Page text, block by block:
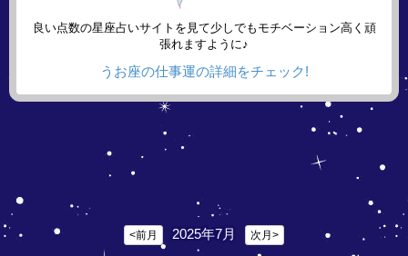
良い点数の星座占いサイトを見て少しでもモチベーション高く頑
張れますように♪
うお座の仕事運の詳細をチェック!
<前月 2025年7月 次月>